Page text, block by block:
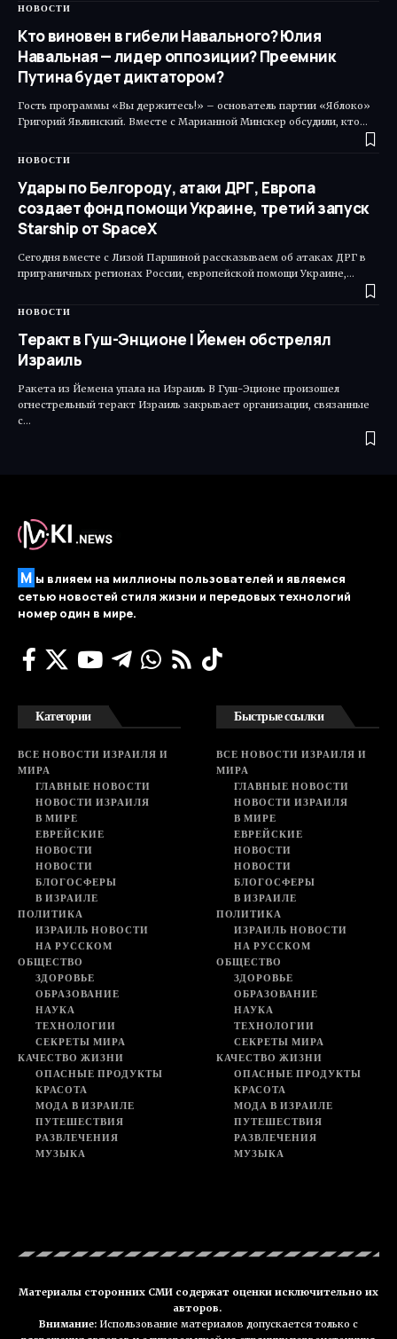
НОВОСТИ
Кто виновен в гибели Навального? Юлия
Навальная — лидер оппозиции? Преемник
Путина будет диктатором?
Гость программы «Вы держитесь!» – основатель партии «Яблоко»
Григорий Явлинский. Вместе с Марианной Минскер обсудили, кто…
НОВОСТИ
Удары по Белгороду, атаки ДРГ, Европа
создает фонд помощи Украине, третий запуск
Starship от SpaceX
Сегодня вместе с Лизой Паршиной рассказываем об атаках ДРГ в
приграничных регионах России, европейской помощи Украине,…
НОВОСТИ
Теракт в Гуш-Энционе | Йемен обстрелял
Израиль
Ракета из Йемена упала на Израиль В Гуш-Эционе произошел
огнестрельный теракт Израиль закрывает организации, связанные
с…
М ы влияем на миллионы пользователей и являемся
сетью новостей стиля жизни и передовых технологий
номер один в мире.
Категории
ВСЕ НОВОСТИ ИЗРАИЛЯ И
МИРА
ГЛАВНЫЕ НОВОСТИ
НОВОСТИ ИЗРАИЛЯ
В МИРЕ
ЕВРЕЙСКИЕ
НОВОСТИ
НОВОСТИ
БЛОГОСФЕРЫ
В ИЗРАИЛЕ
ПОЛИТИКА
ИЗРАИЛЬ НОВОСТИ
НА РУССКОМ
ОБЩЕСТВО
ЗДОРОВЬЕ
ОБРАЗОВАНИЕ
НАУКА
ТЕХНОЛОГИИ
СЕКРЕТЫ МИРА
КАЧЕСТВО ЖИЗНИ
ОПАСНЫЕ ПРОДУКТЫ
КРАСОТА
МОДА В ИЗРАИЛЕ
ПУТЕШЕСТВИЯ
РАЗВЛЕЧЕНИЯ
МУЗЫКА
Быстрые ссылки
ВСЕ НОВОСТИ ИЗРАИЛЯ И
МИРА
ГЛАВНЫЕ НОВОСТИ
НОВОСТИ ИЗРАИЛЯ
В МИРЕ
ЕВРЕЙСКИЕ
НОВОСТИ
НОВОСТИ
БЛОГОСФЕРЫ
В ИЗРАИЛЕ
ПОЛИТИКА
ИЗРАИЛЬ НОВОСТИ
НА РУССКОМ
ОБЩЕСТВО
ЗДОРОВЬЕ
ОБРАЗОВАНИЕ
НАУКА
ТЕХНОЛОГИИ
СЕКРЕТЫ МИРА
КАЧЕСТВО ЖИЗНИ
ОПАСНЫЕ ПРОДУКТЫ
КРАСОТА
МОДА В ИЗРАИЛЕ
ПУТЕШЕСТВИЯ
РАЗВЛЕЧЕНИЯ
МУЗЫКА
Материалы сторонних СМИ содержат оценки исключительно их
авторов.
Внимание: Использование материалов допускается только с